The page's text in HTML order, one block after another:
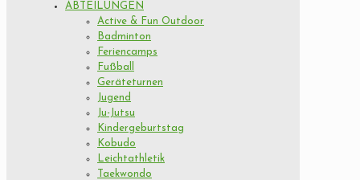
ABTEILUNGEN
Active & Fun Outdoor
Badminton
Feriencamps
Fußball
Geräteturnen
Jugend
Ju-Jutsu
Kindergeburtstag
Kobudo
Leichtathletik
Taekwondo